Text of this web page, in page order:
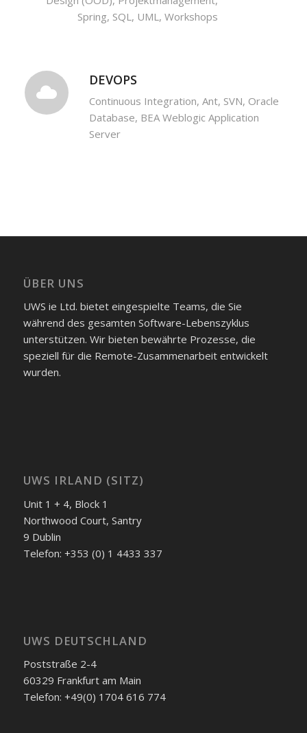
Spring, SQL, UML, Workshops
DEVOPS
Continuous Integration, Ant, SVN, Oracle
Database, BEA Weblogic Application
Server
ÜBER UNS
UWS ie Ltd. bietet eingespielte Teams, die Sie
während des gesamten Software-Lebenszyklus
unterstützen. Wir bieten bewährte Prozesse, die
speziell für die Remote-Zusammenarbeit entwickelt
wurden.
UWS IRLAND (SITZ)
Unit 1 + 4, Block 1
Northwood Court, Santry
9 Dublin
Telefon: +353 (0) 1 4433 337
UWS DEUTSCHLAND
Poststraße 2-4
60329 Frankfurt am Main
Telefon: +49(0) 1704 616 774